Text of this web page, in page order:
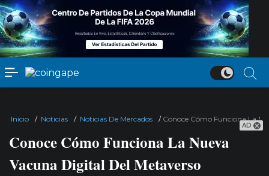
AD
Inicio / Noticias / Noticias De Mercados / Conoce Cómo Funciona La
Conoce Cómo Funciona La Nueva
Vacuna Digital Del Metaverso